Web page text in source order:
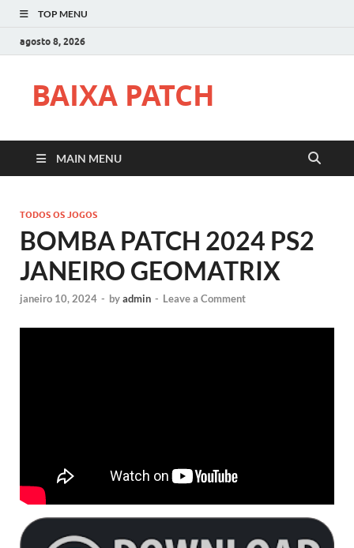
TOP MENU
agosto 8, 2026
BAIXA PATCH
MAIN MENU
TODOS OS JOGOS
BOMBA PATCH 2024 PS2
JANEIRO GEOMATRIX
janeiro 10, 2024 - byadmin - Leave a Comment